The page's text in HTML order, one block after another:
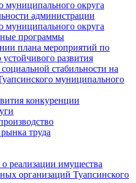
муниципального округа
администрации
муниципального округа
программы
плана мероприятий по
развития
стабильности на
муниципального
конкуренции
труда
реализации имущества
организаций Туапсинского